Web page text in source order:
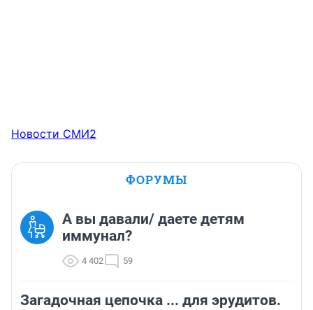
Новости СМИ2
ФОРУМЫ
А вы давали/ даете детям
иммунал?
4 402 59
Загадочная цепочка ... для эрудитов.